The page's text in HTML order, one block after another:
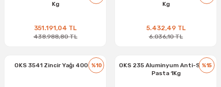
Kg
351.191,04 TL
438.988,80 TL
Kg
5.432,49 TL
6.036,10 TL
%10
OKS 3541 Zincir Yağı 400 ml %15
OKS 235 Aluminyum Anti-Seize
Pasta 1Kg